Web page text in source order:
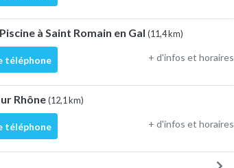
à Saint Romain en Gal (11,4 km)
téléphone + d'infos et horaires
Rhône(12,1 km)
téléphone + d'infos et horaires